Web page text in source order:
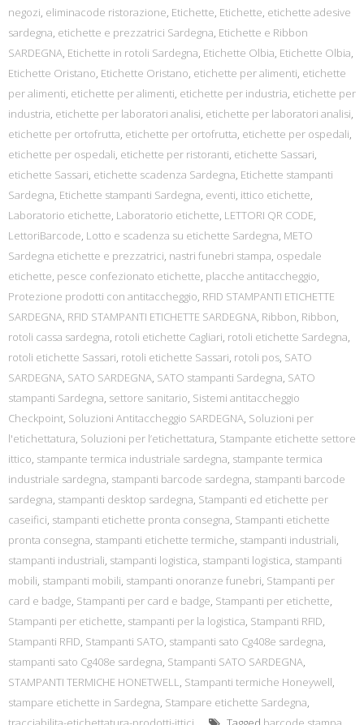
negozi, eliminacode ristorazione, Etichette, Etichette, etichette adesive
sardegna, etichette e prezzatrici Sardegna, Etichette e Ribbon
SARDEGNA, Etichette in rotoli Sardegna, Etichette Olbia, Etichette Olbia,
Etichette Oristano, Etichette Oristano, etichette per alimenti, etichette
per alimenti, etichette per alimenti, etichette per industria, etichette per
industria, etichette per laboratori analisi, etichette per laboratori analisi,
etichette per ortofrutta, etichette per ortofrutta, etichette per ospedali,
etichette per ospedali, etichette per ristoranti, etichette Sassari,
etichette Sassari, etichette scadenza Sardegna, Etichette stampanti
Sardegna, Etichette stampanti Sardegna, eventi, ittico etichette,
Laboratorio etichette, Laboratorio etichette, LETTORI QR CODE,
LettoriBarcode, Lotto e scadenza su etichette Sardegna, METO
Sardegna etichette e prezzatrici, nastri funebri stampa, ospedale
etichette, pesce confezionato etichette, placche antitaccheggio,
Protezione prodotti con antitaccheggio, RFID STAMPANTI ETICHETTE
SARDEGNA, RFID STAMPANTI ETICHETTE SARDEGNA, Ribbon, Ribbon,
rotoli cassa sardegna, rotoli etichette Cagliari, rotoli etichette Sardegna,
rotoli etichette Sassari, rotoli etichette Sassari, rotoli pos, SATO
SARDEGNA, SATO SARDEGNA, SATO stampanti Sardegna, SATO
stampanti Sardegna, settore sanitario, Sistemi antitaccheggio
Checkpoint, Soluzioni Antitaccheggio SARDEGNA, Soluzioni per
l'etichettatura, Soluzioni per l’etichettatura, Stampante etichette settore
ittico, stampante termica industriale sardegna, stampante termica
industriale sardegna, stampanti barcode sardegna, stampanti barcode
sardegna, stampanti desktop sardegna, Stampanti ed etichette per
caseifici, stampanti etichette pronta consegna, Stampanti etichette
pronta consegna, stampanti etichette termiche, stampanti industriali,
stampanti industriali, stampanti logistica, stampanti logistica, stampanti
mobili, stampanti mobili, stampanti onoranze funebri, Stampanti per
card e badge, Stampanti per card e badge, Stampanti per etichette,
Stampanti per etichette, stampanti per la logistica, Stampanti RFID,
Stampanti RFID, Stampanti SATO, stampanti sato Cg408e sardegna,
stampanti sato Cg408e sardegna, Stampanti SATO SARDEGNA,
STAMPANTI TERMICHE HONETWELL, Stampanti termiche Honeywell,
stampare etichette in Sardegna, Stampare etichette Sardegna,